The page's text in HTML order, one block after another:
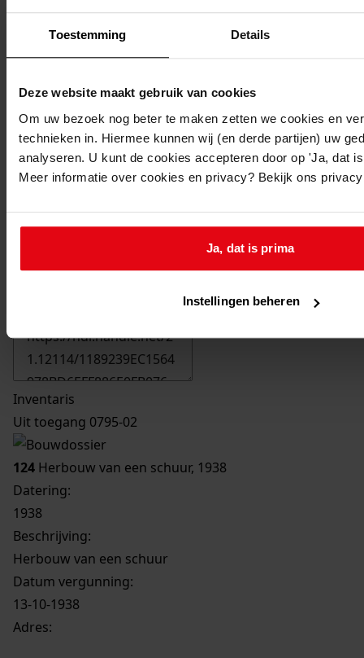
Toestemming Details
Deze website maakt gebruik van cookies
Om uw bezoek nog beter te maken zetten we cookies en
technieken in. Hiermee kunnen wij (en derde partijen) uw
analyseren. U kunt de cookies accepteren door op 'Ja, dat
Meer informatie over cookies en privacy? Bekijk ons
Ja, dat is prima
Instellingen beheren
Inventaris
Uit toegang 0795-02
124 Herbouw van een schuur, 1938
Datering:
1938
Beschrijving:
Herbouw van een schuur
Datum vergunning:
13-10-1938
Adres: